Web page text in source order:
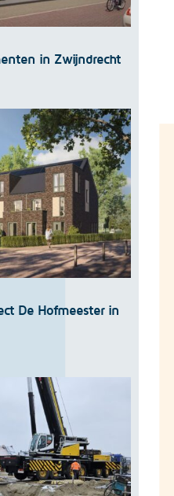
in Zwijndrecht
De Hofmeester in